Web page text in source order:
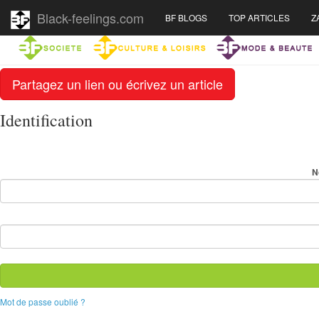
Partagez un lien ou écrivez un article
Black-feelings.com BF BLOGS TOP ARTICLES
Identification
Mot de passe oublié ?